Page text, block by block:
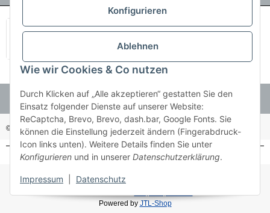
© Holzner-Trading GmbH&Co KG Besucherzähler: 3510286
* Alle Preise inkl. gesetzlicher USt., zzgl.
Powered by JTL-Shop
Konfigurieren
Ablehnen
Wie wir Cookies & Co nutzen
Durch Klicken auf „Alle akzeptieren“ gestatten Sie den
Einsatz folgender Dienste auf unserer Website:
ReCaptcha, Brevo, Brevo, dash.bar, Google Fonts. Sie
können die Einstellung jederzeit ändern (Fingerabdruck-
Icon links unten). Weitere Details finden Sie unter
Konfigurieren und in unserer Datenschutzerklärung.
Impressum Datenschutz